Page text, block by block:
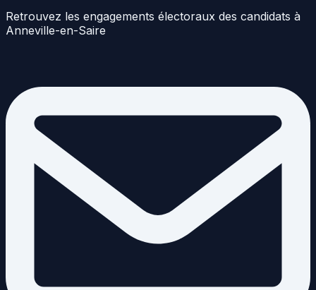
Retrouvez les engagements électoraux des candidats à
Anneville-en-Saire